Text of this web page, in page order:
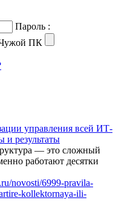
Пароль :
ПК
управления всей ИТ-
и результаты
— это сложный
работают десятки